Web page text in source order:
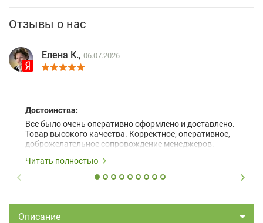
Отзывы о нас
Елена К., 06.07.2026
Достоинства:
Все было очень оперативно оформлено и доставлено.
Товар высокого качества. Корректное, оперативное,
доброжелательное сопровождение менеджеров.
Читать полностью
Описание